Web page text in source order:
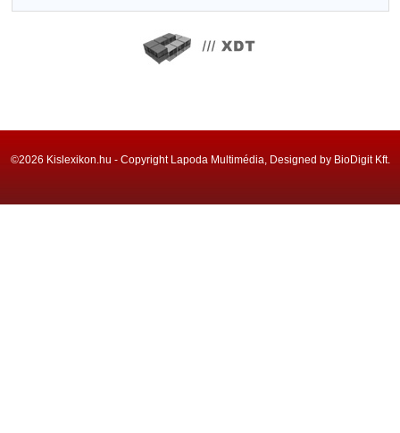
©2026 Kislexikon.hu - Copyright Lapoda Multimédia, Designed by BioDigit Kft.